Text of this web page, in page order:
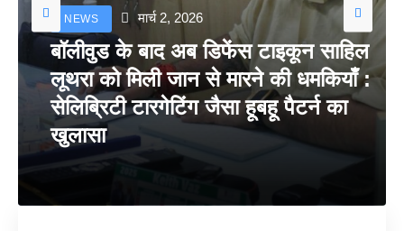
NEWS मार्च 2, 2026
बॉलीवुड के बाद अब डिफेंस टाइकून साहिल
लूथरा को मिली जान से मारने की धमकियाँ :
सेलिब्रिटी टारगेटिंग जैसा हूबहू पैटर्न का
खुलासा